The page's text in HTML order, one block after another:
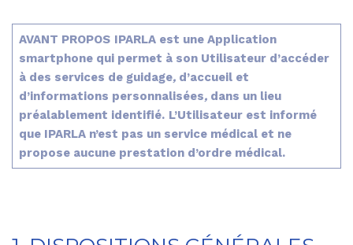
AVANT PROPOS IPARLA est une Application
smartphone qui permet à son Utilisateur d’accéder
à des services de guidage, d’accueil et
d’informations personnalisées, dans un lieu
préalablement identifié. L’Utilisateur est informé
que IPARLA n’est pas un service médical et ne
propose aucune prestation d’ordre médical.